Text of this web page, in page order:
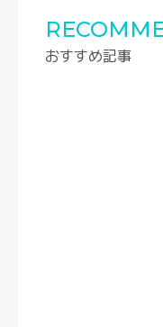
おすすめ記事